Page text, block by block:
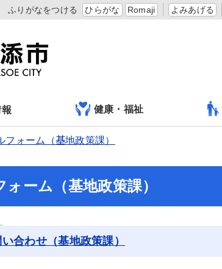
ふりがなをつける ひらがな Romaji よみあげる
健康・福祉
フォーム（基地政策課）
ォーム（基地政策課）
合わせ（基地政策課）